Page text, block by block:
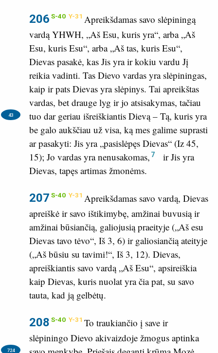
206 S-40 Y-31 Apreikšdamas savo slėpiningą
vardą YHWH, „Aš Esu, kuris yra“, arba „Aš
Esu, kuris Esu“, arba „Aš tas, kuris Esu“,
Dievas pasakė, kas Jis yra ir kokiu vardu Jį
reikia vadinti. Tas Dievo vardas yra slėpiningas,
kaip ir pats Dievas yra slėpinys. Tai apreikštas
vardas, bet drauge lyg ir jo atsisakymas, tačiau
tuo dar geriau išreiškiantis Dievą – Tą,
43
kuris yra
be galo aukščiau už visa, ką mes galime suprasti
ar pasakyti: Jis yra „pasislėpęs Dievas“ (Iz 45,
15); Jo vardas yra nenusakomas, 7
ir Jis yra
Dievas, tapęs artimas žmonėms.
207 S-40 Y-31 Apreikšdamas savo vardą, Dievas
apreiškė ir savo ištikimybę, amžinai buvusią ir
amžinai būsiančią, galiojusią praeityje („Aš esu
Dievas tavo tėvo“, Iš 3, 6) ir galiosiančią ateityje
(„Aš būsiu su tavimi!“, Iš 3, 12). Dievas,
apreiškiantis savo vardą „Aš Esu“, apsireiškia
kaip Dievas, kuris nuolat yra čia pat, su savo
tauta, kad ją gelbėtų.
208 S-40 Y-31 To traukiančio į save ir
slėpiningo Dievo akivaizdoje žmogus aptinka
724